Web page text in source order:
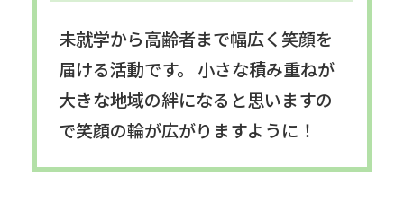
未就学から高齢者まで幅広く笑顔を
届ける活動です。 小さな積み重ねが
大きな地域の絆になると思いますの
で笑顔の輪が広がりますように！